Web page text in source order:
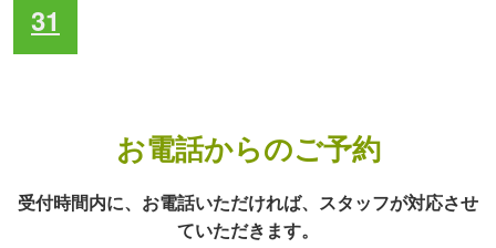
31
お電話からのご予約
受付時間内に、お電話いただければ、スタッフが対応させ
ていただきます。